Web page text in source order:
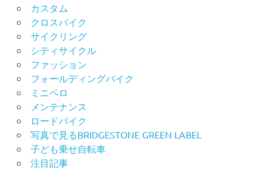
カスタム
クロスバイク
サイクリング
シティサイクル
ファッション
フォールディングバイク
ミニベロ
メンテナンス
ロードバイク
写真で見るBRIDGESTONE GREEN LABEL
子ども乗せ自転車
注目記事